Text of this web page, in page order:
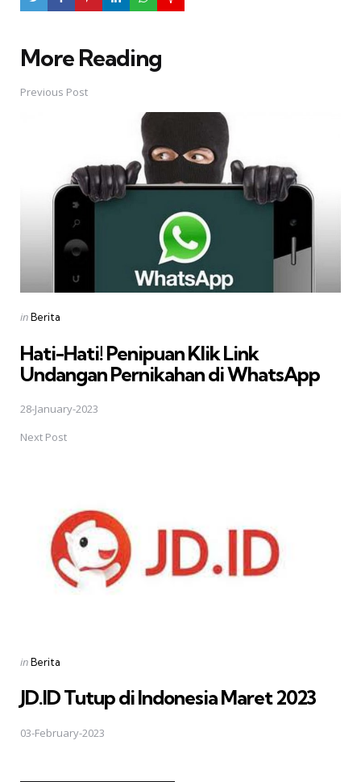
More Reading
Post
navigation
Previous Post
Posted
inBerita
Hati-Hati! Penipuan Klik Link
Undangan Pernikahan di WhatsApp
28-January-2023
Next Post
Posted
inBerita
JD.ID Tutup di Indonesia Maret 2023
03-February-2023